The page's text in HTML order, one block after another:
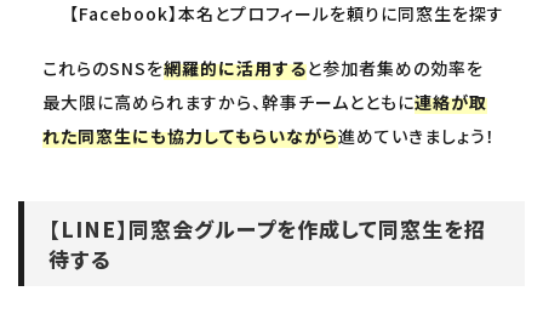
【Facebook】本名とプロフィールを頼りに同窓生を探す
これらのSNSを網羅的に活用すると参加者集めの効率を
最大限に高められますから、幹事チームとともに連絡が取
れた同窓生にも協力してもらいながら進めていきましょう！
【LINE】同窓会グループを作成して同窓生を招
待する